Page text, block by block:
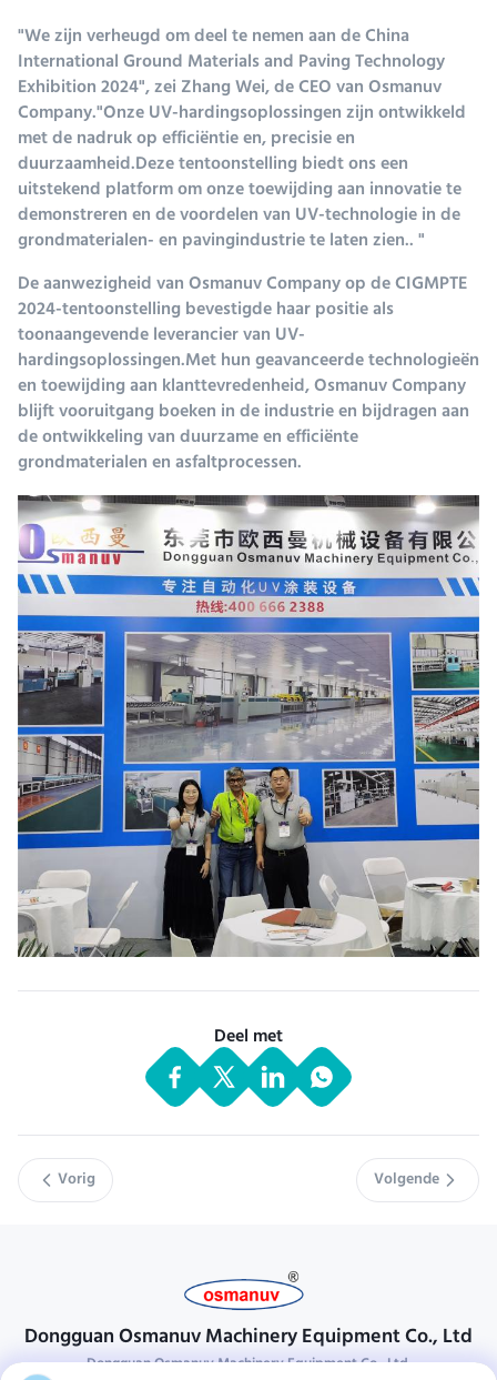
"We zijn verheugd om deel te nemen aan de China
International Ground Materials and Paving Technology
Exhibition 2024", zei Zhang Wei, de CEO van Osmanuv
Company."Onze UV-hardingsoplossingen zijn ontwikkeld
met de nadruk op efficiëntie en, precisie en
duurzaamheid.Deze tentoonstelling biedt ons een
uitstekend platform om onze toewijding aan innovatie te
demonstreren en de voordelen van UV-technologie in de
grondmaterialen- en pavingindustrie te laten zien.. "
De aanwezigheid van Osmanuv Company op de CIGMPTE
2024-tentoonstelling bevestigde haar positie als
toonaangevende leverancier van UV-
hardingsoplossingen.Met hun geavanceerde technologieën
en toewijding aan klanttevredenheid, Osmanuv Company
blijft vooruitgang boeken in de industrie en bijdragen aan
de ontwikkeling van duurzame en efficiënte
grondmaterialen en asfaltprocessen.
Deel met
Vorig Volgende
Dongguan Osmanuv Machinery Equipment Co., Ltd
Dongguan Osmanuv Machinery Equipment Co., Ltd.